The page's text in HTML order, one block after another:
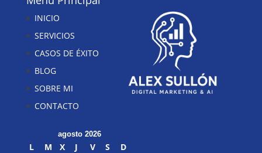
INICIO
SERVICIOS
CASOS DE ÉXITO
BLOG
SOBRE MI
CONTACTO
agosto 2026
L M X J V S
D